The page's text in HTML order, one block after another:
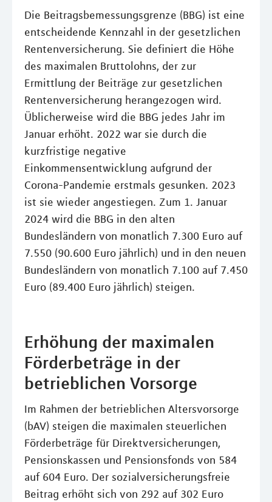
Die Beitragsbemessungsgrenze (BBG) ist eine
entscheidende Kennzahl in der gesetzlichen
Rentenversicherung. Sie definiert die Höhe
des maximalen Bruttolohns, der zur
Ermittlung der Beiträge zur gesetzlichen
Rentenversicherung herangezogen wird.
Üblicherweise wird die BBG jedes Jahr im
Januar erhöht. 2022 war sie durch die
kurzfristige negative
Einkommensentwicklung aufgrund der
Corona-Pandemie erstmals gesunken. 2023
ist sie wieder angestiegen. Zum 1. Januar
2024 wird die BBG in den alten
Bundesländern von monatlich 7.300 Euro auf
7.550 (90.600 Euro jährlich) und in den neuen
Bundesländern von monatlich 7.100 auf 7.450
Euro (89.400 Euro jährlich) steigen.
Erhöhung der maximalen
Förderbeträge in der
betrieblichen Vorsorge
Im Rahmen der betrieblichen Altersvorsorge
(bAV) steigen die maximalen steuerlichen
Förderbeträge für Direktversicherungen,
Pensionskassen und Pensionsfonds von 584
auf 604 Euro. Der sozialversicherungsfreie
Beitrag erhöht sich von 292 auf 302 Euro